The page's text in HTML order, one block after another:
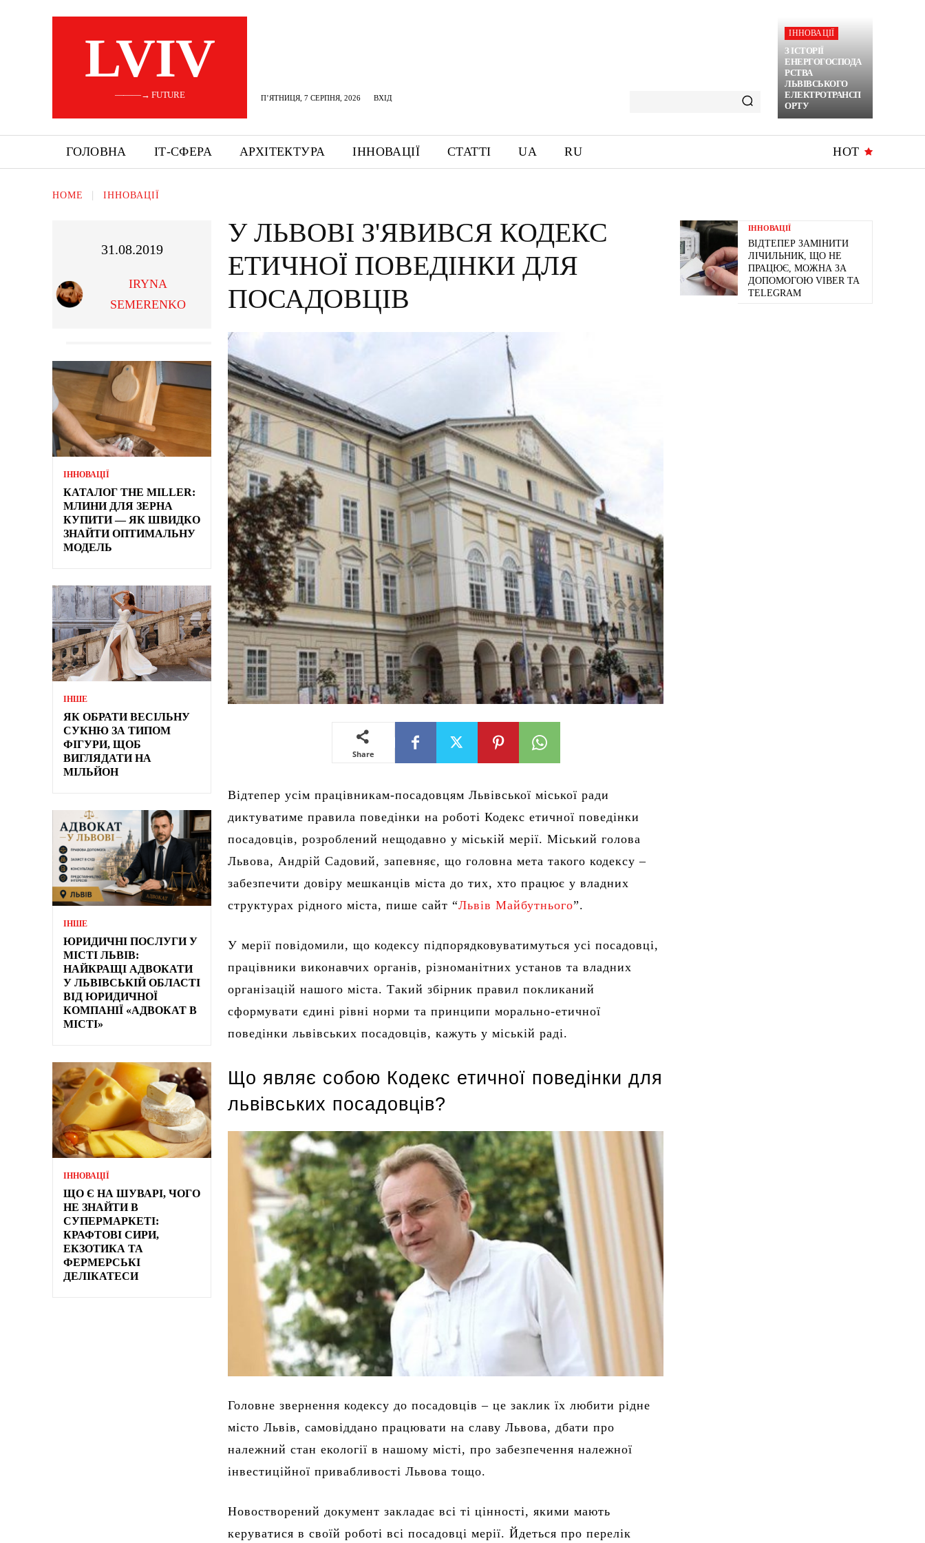
LVIV
———→ FUTURE П’ЯТНИЦЯ, 7 СЕРПНЯ, 2026 ВХІД
ІННОВАЦІЇ
З ІСТОРІЇ
ЕНЕРГОГОСПОДА
РСТВА
ЛЬВІВСЬКОГО
ЕЛЕКТРОТРАНСП
ОРТУ
ГОЛОВНА ІТ-СФЕРА АРХІТЕКТУРА ІННОВАЦІЇ СТАТТІ UA RU HOT
HOME ІННОВАЦІЇ
31.08.2019
IRYNA
SEMERENKO
ІННОВАЦІЇ
КАТАЛОГ THE MILLER:
МЛИНИ ДЛЯ ЗЕРНА
КУПИТИ — ЯК ШВИДКО
ЗНАЙТИ ОПТИМАЛЬНУ
МОДЕЛЬ
ІНШЕ
ЯК ОБРАТИ ВЕСІЛЬНУ
СУКНЮ ЗА ТИПОМ
ФІГУРИ, ЩОБ
ВИГЛЯДАТИ НА
МІЛЬЙОН
ІНШЕ
ЮРИДИЧНІ ПОСЛУГИ У
МІСТІ ЛЬВІВ:
НАЙКРАЩІ АДВОКАТИ
У ЛЬВІВСЬКІЙ ОБЛАСТІ
ВІД ЮРИДИЧНОЇ
КОМПАНІЇ «АДВОКАТ В
МІСТІ»
ІННОВАЦІЇ
ЩО Є НА ШУВАРІ, ЧОГО
НЕ ЗНАЙТИ В
СУПЕРМАРКЕТІ:
КРАФТОВІ СИРИ,
ЕКЗОТИКА ТА
ФЕРМЕРСЬКІ
ДЕЛІКАТЕСИ
У ЛЬВОВІ З'ЯВИВСЯ КОДЕКС
ЕТИЧНОЇ ПОВЕДІНКИ ДЛЯ
ПОСАДОВЦІВ
Share
Відтепер усім працівникам-посадовцям Львівської міської ради
диктуватиме правила поведінки на роботі Кодекс етичної поведінки
посадовців, розроблений нещодавно у міській мерії. Міський голова
Львова, Андрій Садовий, запевняє, що головна мета такого кодексу –
забезпечити довіру мешканців міста до тих, хто працює у владних
структурах рідного міста, пише сайт “Львів Майбутнього”.
У мерії повідомили, що кодексу підпорядковуватимуться усі посадовці,
працівники виконавчих органів, різноманітних установ та владних
організацій нашого міста. Такий збірник правил покликаний
сформувати єдині рівні норми та принципи морально-етичної
поведінки львівських посадовців, кажуть у міській раді.
Що являє собою Кодекс етичної поведінки для
львівських посадовців?
Головне звернення кодексу до посадовців – це заклик їх любити рідне
місто Львів, самовіддано працювати на славу Львова, дбати про
належний стан екології в нашому місті, про забезпечення належної
інвестиційної привабливості Львова тощо.
Новостворений документ закладає всі ті цінності, якими мають
керуватися в своїй роботі всі посадовці мерії. Йдеться про перелік
ІННОВАЦІЇ
ВІДТЕПЕР ЗАМІНИТИ
ЛІЧИЛЬНИК, ЩО НЕ
ПРАЦЮЄ, МОЖНА ЗА
ДОПОМОГОЮ VIBER ТА
TELEGRAM